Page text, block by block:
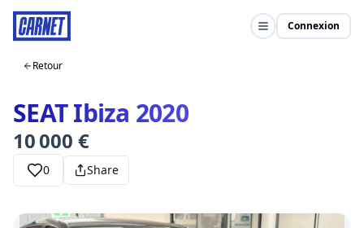
Connexion
Retour
SEAT Ibiza 2020
10 000 €
0 Share